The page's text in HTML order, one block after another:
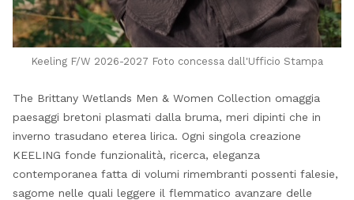
Keeling F/W 2026-2027 Foto concessa dall'Ufficio Stampa
The Brittany Wetlands Men & Women Collection omaggia
paesaggi bretoni plasmati dalla bruma, meri dipinti che in
inverno trasudano eterea lirica. Ogni singola creazione
KEELING fonde funzionalità, ricerca, eleganza
contemporanea fatta di volumi rimembranti possenti falesie,
sagome nelle quali leggere il flemmatico avanzare delle